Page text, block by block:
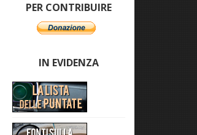
PER CONTRIBUIRE
IN EVIDENZA